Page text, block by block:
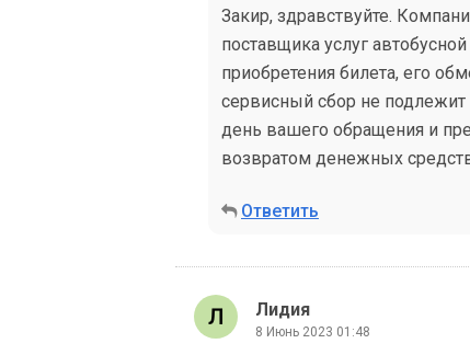
Закир, здравствуйте.
поставщика услуг
приобретения билета, его
сервисный сбор не подлежит
день вашего обращения и
возвратом денежных
Ответить
Лидия
8 Июнь 2023 01:48